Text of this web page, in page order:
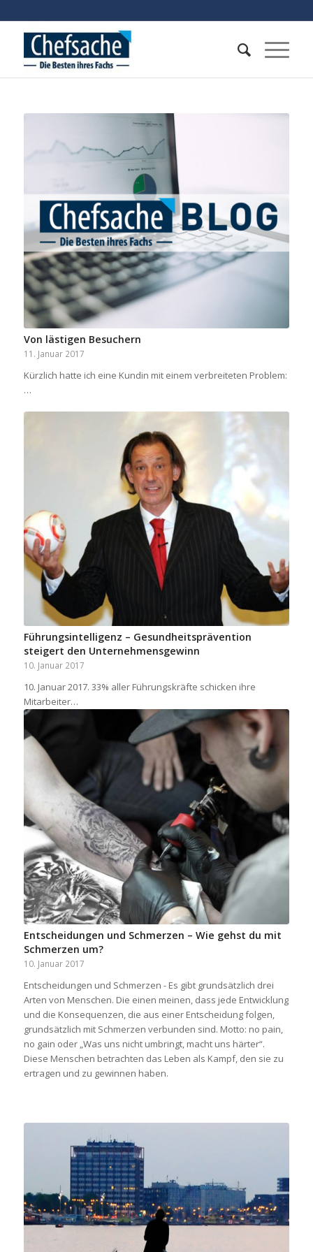
Von lästigen Besuchern
11. Januar 2017
Kürzlich hatte ich eine Kundin mit einem verbreiteten Problem:
…
Führungsintelligenz – Gesundheitsprävention
steigert den Unternehmensgewinn
10. Januar 2017
10. Januar 2017. 33% aller Führungskräfte schicken ihre
Mitarbeiter…
Entscheidungen und Schmerzen – Wie gehst du mit
Schmerzen um?
10. Januar 2017
Entscheidungen und Schmerzen - Es gibt grundsätzlich drei
Arten von Menschen. Die einen meinen, dass jede Entwicklung
und die Konsequenzen, die aus einer Entscheidung folgen,
grundsätzlich mit Schmerzen verbunden sind. Motto: no pain,
no gain oder „Was uns nicht umbringt, macht uns härter“.
Diese Menschen betrachten das Leben als Kampf, den sie zu
ertragen und zu gewinnen haben.